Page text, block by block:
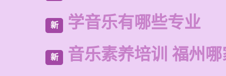
新 学音乐有哪些专业
新 音乐素养培训 福州